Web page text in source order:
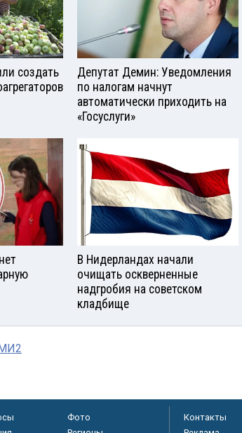
создать
Депутат Демин: Уведомления
по налогам начнут
автоматически приходить на
«Госуслуги»
В Нидерландах начали
очищать оскверненные
надгробия на советском
кладбище
Фото
Контакты